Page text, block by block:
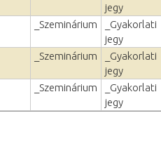
jegy
_Szeminárium
_Gyakorlati
jegy
_Szeminárium
_Gyakorlati
jegy
_Szeminárium
_Gyakorlati
jegy